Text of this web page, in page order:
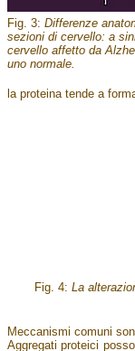
Fig. 3: Differenze
sezioni di cervello: a
cervello affetto da
uno normale.
la proteina tende a
Fig. 4: La
Meccanismi comuni
Aggregati proteici